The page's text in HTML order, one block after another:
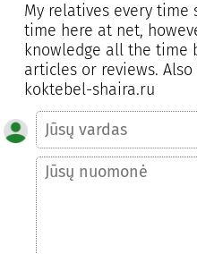
My relatives every
time here at net,
knowledge all the time
articles or reviews.
koktebel-shaira.ru